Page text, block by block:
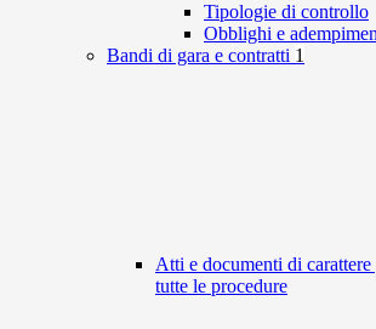
Tipologie di controllo
Obblighi e
Bandi di gara e contratti 1
Atti e documenti di
tutte le procedure